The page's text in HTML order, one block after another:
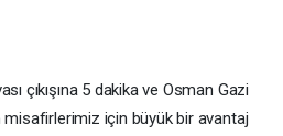
çıkışına 5 dakika ve Osman Gazi
için büyük bir avantaj